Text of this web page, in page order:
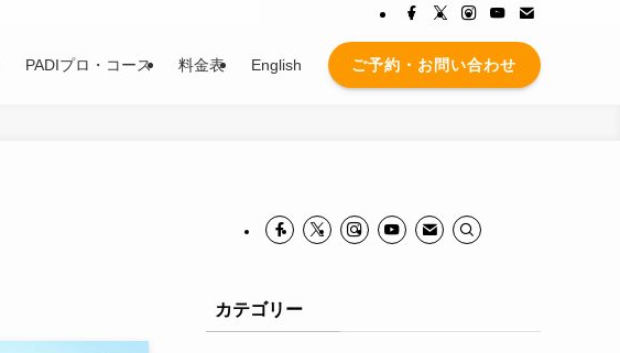
PADIプロ・コース 料金表 English ご予約・お問い合わせ
カテゴリー